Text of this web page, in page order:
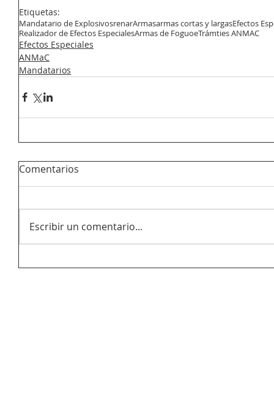
Etiquetas:
Mandatario de ExplosivosrenarArmasarmas cortas y largasEfectos
Realizador de Efectos EspecialesArmas de FoguoeTrámties ANMAC
Efectos Especiales
ANMaC
Mandatarios
Comentarios
Escribir un comentario...